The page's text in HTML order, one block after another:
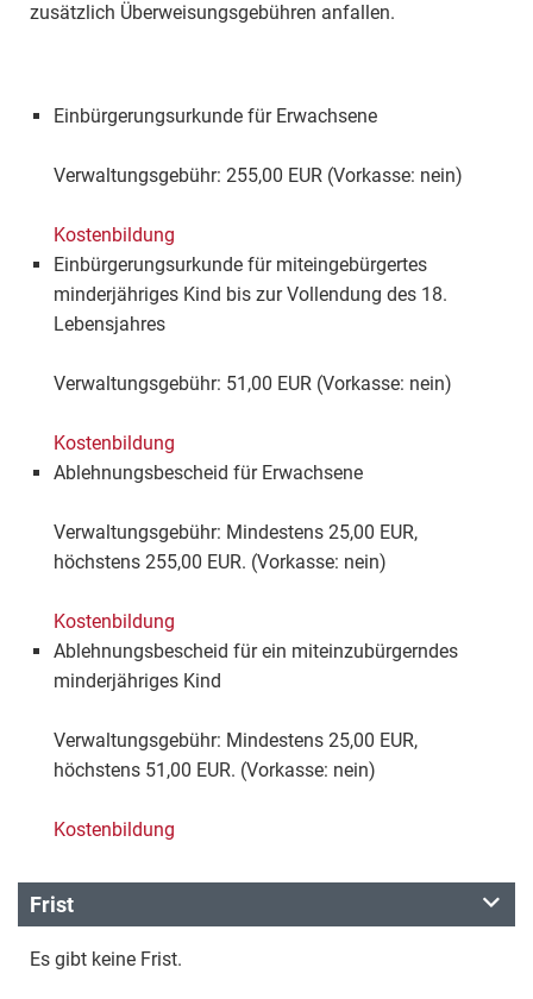
zusätzlich Überweisungsgebühren anfallen.
Einbürgerungsurkunde für Erwachsene
Verwaltungsgebühr: 255,00 EUR (Vorkasse: nein)
Kostenbildung
Einbürgerungsurkunde für miteingebürgertes
minderjähriges Kind bis zur Vollendung des 18.
Lebensjahres
Verwaltungsgebühr: 51,00 EUR (Vorkasse: nein)
Kostenbildung
Ablehnungsbescheid für Erwachsene
Verwaltungsgebühr: Mindestens 25,00 EUR,
höchstens 255,00 EUR. (Vorkasse: nein)
Kostenbildung
Ablehnungsbescheid für ein miteinzubürgerndes
minderjähriges Kind
Verwaltungsgebühr: Mindestens 25,00 EUR,
höchstens 51,00 EUR. (Vorkasse: nein)
Kostenbildung
Frist
Es gibt keine Frist.